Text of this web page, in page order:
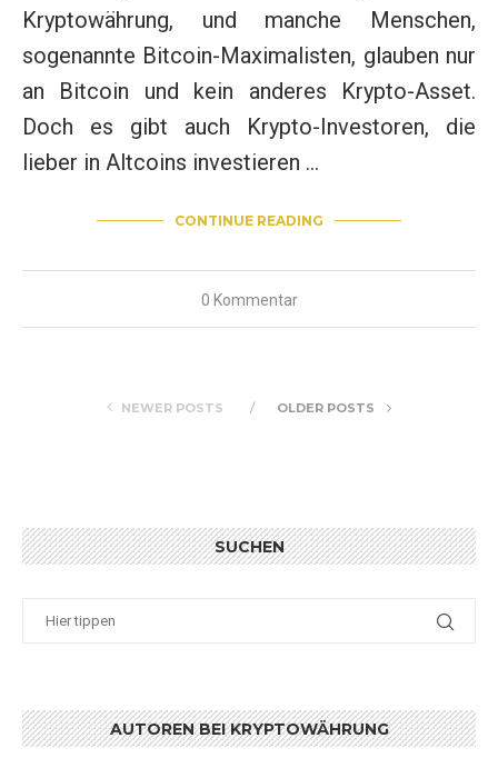
Kryptowährung, und manche Menschen,
sogenannte Bitcoin-Maximalisten, glauben nur
an Bitcoin und kein anderes Krypto-Asset.
Doch es gibt auch Krypto-Investoren, die
lieber in Altcoins investieren …
CONTINUE READING
0 Kommentar
NEWER POSTS OLDER POSTS
SUCHEN
AUTOREN BEI KRYPTOWÄHRUNG